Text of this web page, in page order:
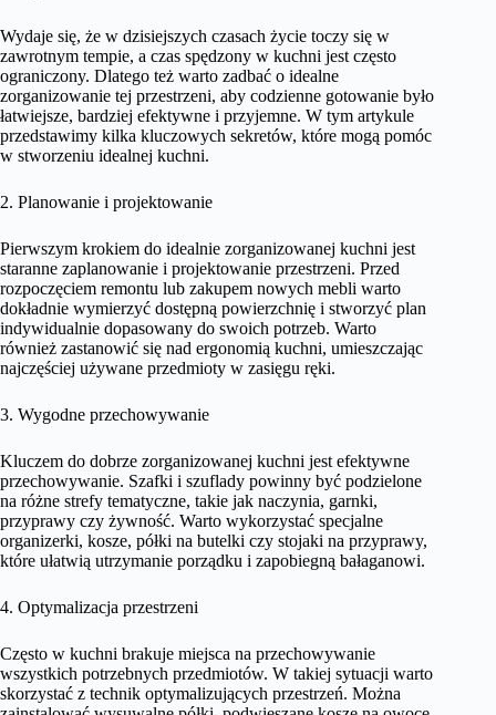
Wydaje się, że w dzisiejszych czasach życie toczy się w
zawrotnym tempie, a czas spędzony w kuchni jest często
ograniczony. Dlatego też warto zadbać o idealne
zorganizowanie tej przestrzeni, aby codzienne gotowanie było
łatwiejsze, bardziej efektywne i przyjemne. W tym artykule
przedstawimy kilka kluczowych sekretów, które mogą pomóc
w stworzeniu idealnej kuchni.
2. Planowanie i projektowanie
Pierwszym krokiem do idealnie zorganizowanej kuchni jest
staranne zaplanowanie i projektowanie przestrzeni. Przed
rozpoczęciem remontu lub zakupem nowych mebli warto
dokładnie wymierzyć dostępną powierzchnię i stworzyć plan
indywidualnie dopasowany do swoich potrzeb. Warto
również zastanowić się nad ergonomią kuchni, umieszczając
najczęściej używane przedmioty w zasięgu ręki.
3. Wygodne przechowywanie
Kluczem do dobrze zorganizowanej kuchni jest efektywne
przechowywanie. Szafki i szuflady powinny być podzielone
na różne strefy tematyczne, takie jak naczynia, garnki,
przyprawy czy żywność. Warto wykorzystać specjalne
organizerki, kosze, półki na butelki czy stojaki na przyprawy,
które ułatwią utrzymanie porządku i zapobiegną bałaganowi.
4. Optymalizacja przestrzeni
Często w kuchni brakuje miejsca na przechowywanie
wszystkich potrzebnych przedmiotów. W takiej sytuacji warto
skorzystać z technik optymalizujących przestrzeń. Można